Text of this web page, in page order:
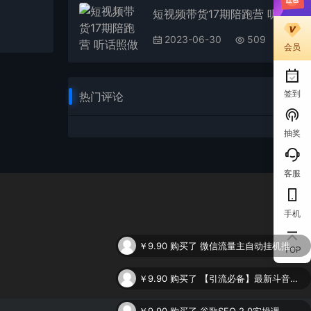
短视频带货17期陪跑营 听话照做保证出单（短视频带货+直播+团购）
2023-06-30 509
热门评论
会员
签到
抽奖
客服
手机
TOP
【引流必备】最新斗音全功能全自动引流脚本，解放双手自动引流精准粉